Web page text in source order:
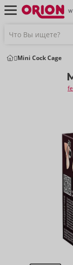
Mini Cock Cage